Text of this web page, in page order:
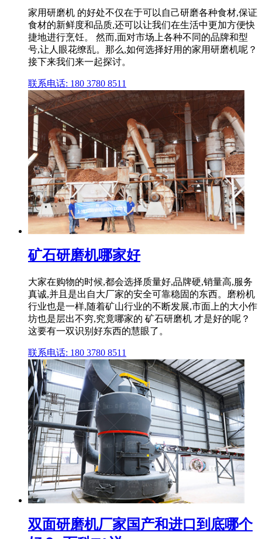
家用研磨机 的好处不仅在于可以自己研磨各种食材,保证
食材的新鲜度和品质,还可以让我们在生活中更加方便快
捷地进行烹饪。 然而,面对市场上各种不同的品牌和型
号,让人眼花缭乱。那么,如何选择好用的家用研磨机呢？
接下来我们来一起探讨。
联系电话: 180 3780 8511
矿石研磨机哪家好
大家在购物的时候,都会选择质量好,品牌硬,销量高,服务
真诚,并且是出自大厂家的安全可靠稳固的东西。磨粉机
行业也是一样,随着矿山行业的不断发展,市面上的大小作
坊也是层出不穷,究竟哪家的 矿石研磨机 才是好的呢？
这要有一双识别好东西的慧眼了。
联系电话: 180 3780 8511
双面研磨机厂家国产和进口到底哪个